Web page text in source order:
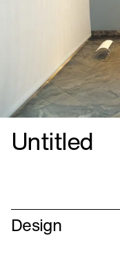
Untitled
Design